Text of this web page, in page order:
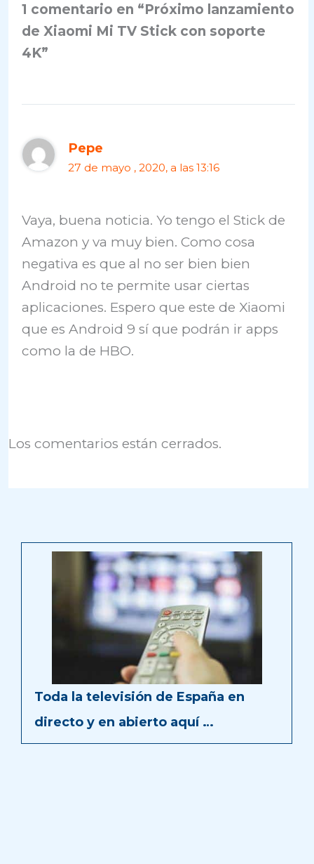
1 comentario en “Próximo lanzamiento
de Xiaomi Mi TV Stick con soporte
4K”
Pepe
27 de mayo , 2020, a las 13:16
Vaya, buena noticia. Yo tengo el Stick de
Amazon y va muy bien. Como cosa
negativa es que al no ser bien bien
Android no te permite usar ciertas
aplicaciones. Espero que este de Xiaomi
que es Android 9 sí que podrán ir apps
como la de HBO.
Los comentarios están cerrados.
Toda la televisión de España en
directo y en abierto aquí …